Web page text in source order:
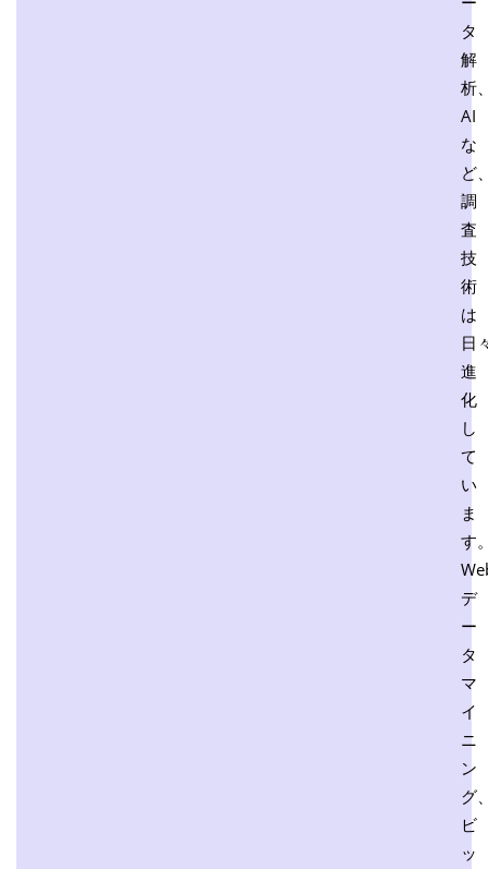
タ
解
析
AI
な
ど
調
査
技
術
は
日
進
化
し
て
い
ま
す
デ
ー
タ
マ
イ
ニ
ン
グ
ビ
ッ